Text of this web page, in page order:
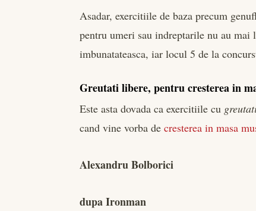
Asadar, exercitiile de baza precum
pentru umeri sau indreptarile nu au
imbunatateasca, iar locul 5 de la
Greutati libere, pentru cresterea in
Este asta dovada ca exercitiile cu
cand vine vorba decresterea in masa
Alexandru Bolborici
dupa Ironman